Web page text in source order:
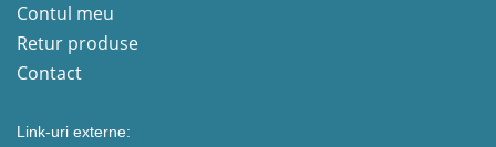
Contul meu
Retur produse
Contact
Link-uri externe: